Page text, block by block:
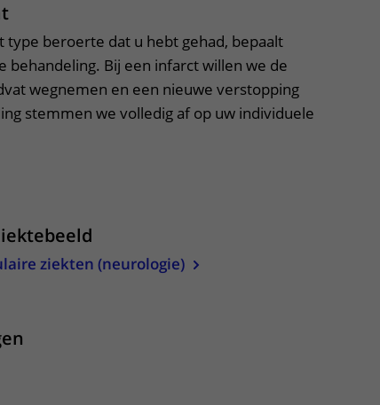
type beroerte dat u hebt gehad, bepaalt
behandeling. Bij een infarct willen we de
wegnemen en een nieuwe verstopping
stemmen we volledig af op uw individuele
ziekten (neurologie)